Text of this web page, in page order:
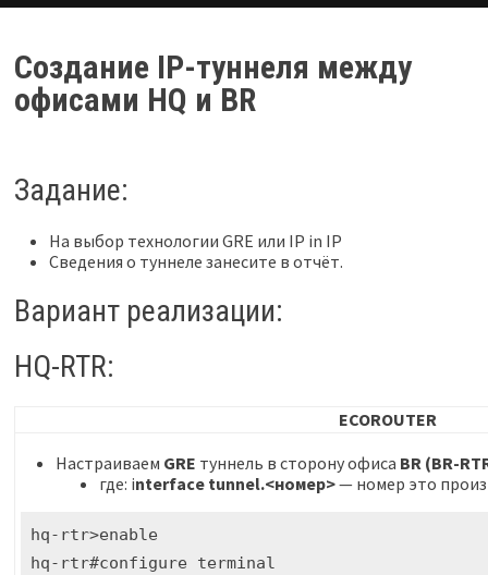
Создание IP-туннеля между
офисами HQ и BR
Задание:
На выбор технологии GRE или IP in IP
Сведения о туннеле занесите в отчёт.
Вариант реализации:
HQ-RTR:
ECOROUTER
Настраиваем GRE туннель в сторону офиса BR (BR-
где: interface tunnel.<номер>— номер это
hq-rtr>enable
hq-rtr#configure terminal